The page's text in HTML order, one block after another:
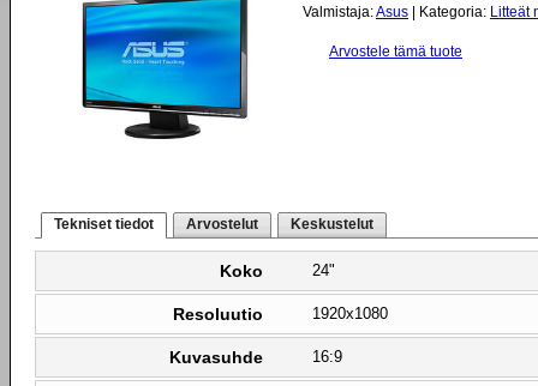
Valmistaja:Asus | Kategoria: Litteät
Arvostele tämä tuote
Tekniset tiedot Arvostelut Keskustelut
Koko 24"
Resoluutio 1920x1080
Kuvasuhde 16:9